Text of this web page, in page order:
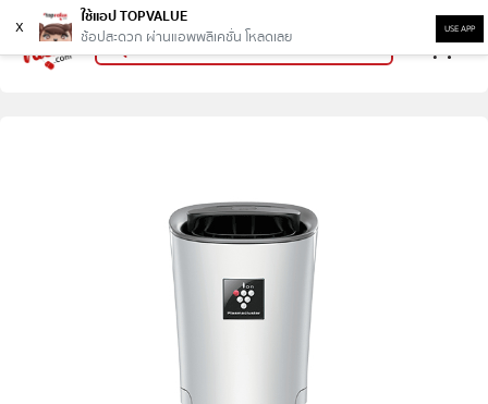
x
ใช้แอป TOPVALUE
ช้อปสะดวก ผ่านแอพพลิเคชั่น โหลดเลย
USE APP